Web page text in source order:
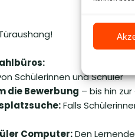
Schülerinnen und Schüler
die Bewerbung – bis hin
Falls
Computer:Den